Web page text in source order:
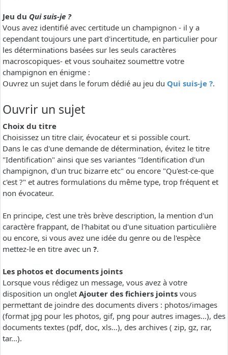
Jeu du Qui suis-je ?
Vous avez identifié avec certitude un champignon - il y a
cependant toujours une part d'incertitude, en particulier pour
les déterminations basées sur les seuls caractères
macroscopiques- et vous souhaitez soumettre votre
champignon en énigme :
Ouvrez un sujet dans le forum dédié au jeu du Qui suis-je ?.
Ouvrir un sujet
Choix du titre
Choisissez un titre clair, évocateur et si possible court.
Dans le cas d'une demande de détermination, évitez le titre
"Identification" ainsi que ses variantes "Identification d'un
champignon, d'un truc bizarre etc" ou encore "Qu'est-ce-que
c'est ?" et autres formulations du même type, trop fréquent et
non évocateur.
En principe, c'est une très brève description, la mention d'un
caractère frappant, de l'habitat ou d'une situation particulière
ou encore, si vous avez une idée du genre ou de l'espèce
mettez-le en titre avec un ?.
Les photos et documents joints
Lorsque vous rédigez un message, vous avez à votre
disposition un onglet Ajouter des fichiers joints vous
permettant de joindre des documents divers : photos/images
(format jpg pour les photos, gif, png pour autres images...), des
documents textes (pdf, doc, xls...), des archives ( zip, gz, rar,
tar...).